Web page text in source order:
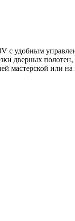
с удобным
дверных
мастерской или на